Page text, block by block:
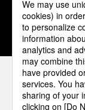
1
パナソ